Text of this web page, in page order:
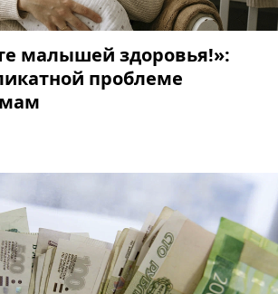
малышей здоровья!»:
проблеме